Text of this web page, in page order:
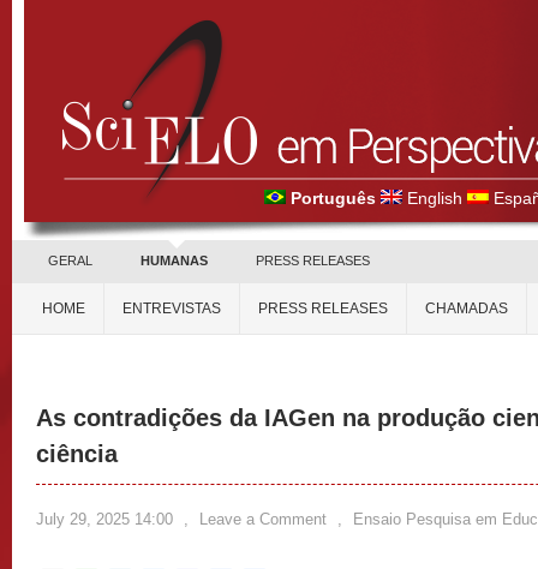
Português English
GERAL HUMANAS PRESS RELEASES
HOME ENTREVISTAS PRESS RELEASES CHAMADAS
As contradições da IAGen na produção
ciência
July 29, 2025 14:00 , Leave a Comment , Ensaio Pesquisa em